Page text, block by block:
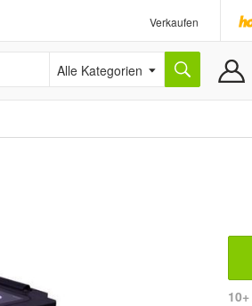
Verkaufen
Alle Kategorien
10+